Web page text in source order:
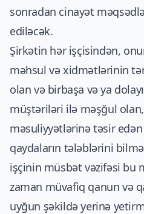
sonradan cinayət
ediləcək.
Şirkətin hər işçisindən,
məhsul və xidmətlərinin
olan və birbaşa və ya
müştəriləri ilə məşğul
məsuliyyətlərinə təsir
qaydaların tələblərini
işçinin müsbət vəzifəsi bu
zaman müvafiq qanun və
uyğun şəkildə yerinə